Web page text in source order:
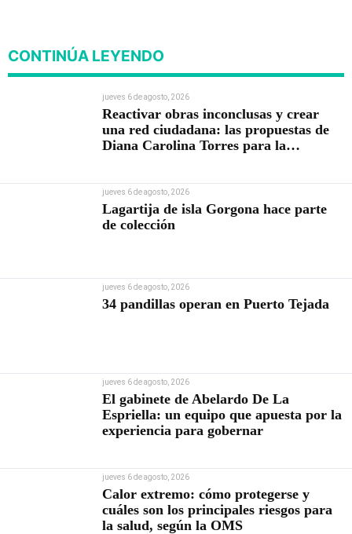
CONTINÚA LEYENDO
jueves 6 de agosto, 2026
Reactivar obras inconclusas y crear
una red ciudadana: las propuestas de
Diana Carolina Torres para la
jueves 6 de agosto, 2026
Lagartija de isla Gorgona hace parte
de colección
jueves 6 de agosto, 2026
34 pandillas operan en Puerto Tejada
jueves 6 de agosto, 2026
El gabinete de Abelardo De La
Espriella: un equipo que apuesta por la
experiencia para gobernar
jueves 6 de agosto, 2026
Calor extremo: cómo protegerse y
cuáles son los principales riesgos para
la salud, según la OMS